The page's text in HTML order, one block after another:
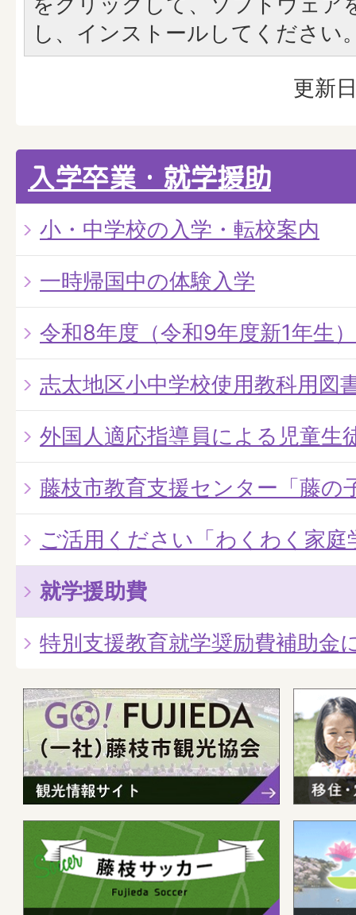
し、インストールしてください
更新
入学卒業・就学援助
小・中学校の入学・転校案内
一時帰国中の体験入学
令和8年度（令和9年度新1年生
志太地区小中学校使用教科用図
外国人適応指導員による児童生
藤枝市教育支援センター「藤の
ご活用ください「わくわく家
就学援助費
特別支援教育就学奨励費補助金